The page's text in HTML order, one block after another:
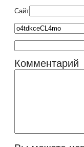
Сайт
Комментарий